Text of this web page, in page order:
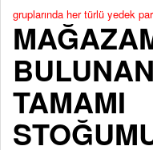
gruplarında her türlü yedek
TAMAMI